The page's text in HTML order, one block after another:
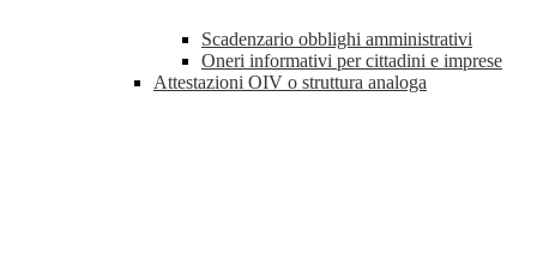
Scadenzario obblighi amministrativi
Oneri informativi per cittadini e imprese
Attestazioni OIV o struttura analoga